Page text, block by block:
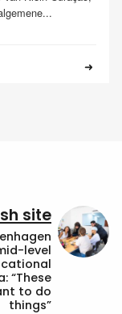
site
level
“These
to do
things”